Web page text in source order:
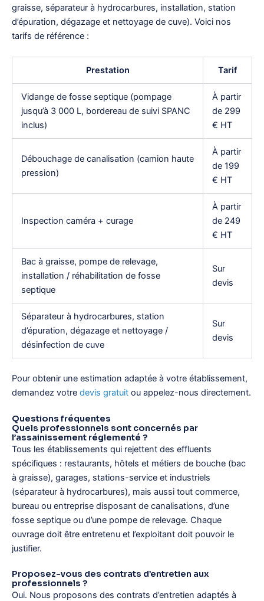
graisse, séparateur à hydrocarbures, installation, station
d’épuration, dégazage et nettoyage de cuve). Voici nos
tarifs de référence :
Prestation Tarif
Vidange de fosse septique (pompage
jusqu’à 3 000 L, bordereau de suivi SPANC
inclus)
À partir
de 299
€ HT
Débouchage de canalisation (camion haute
pression)
À partir
de 199
€ HT
Inspection caméra + curage
À partir
de 249
€ HT
Bac à graisse, pompe de relevage,
installation / réhabilitation de fosse
septique
Sur
devis
Séparateur à hydrocarbures, station
d’épuration, dégazage et nettoyage /
désinfection de cuve
Sur
devis
Pour obtenir une estimation adaptée à votre établissement,
demandez votre devis gratuit ou appelez-nous directement.
Questions fréquentes
Quels professionnels sont concernés par
l’assainissement réglementé ?
Tous les établissements qui rejettent des effluents
spécifiques : restaurants, hôtels et métiers de bouche (bac
à graisse), garages, stations-service et industriels
(séparateur à hydrocarbures), mais aussi tout commerce,
bureau ou entreprise disposant de canalisations, d’une
fosse septique ou d’une pompe de relevage. Chaque
ouvrage doit être entretenu et l’exploitant doit pouvoir le
justifier.
Proposez-vous des contrats d’entretien aux
professionnels ?
Oui. Nous proposons des contrats d’entretien adaptés à